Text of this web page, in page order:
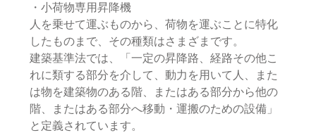
・小荷物専用昇降機
人を乗せて運ぶものから、荷物を運ぶことに特化
したものまで、その種類はさまざまです。
建築基準法では、「一定の昇降路、経路その他こ
れに類する部分を介して、動力を用いて人、また
は物を建築物のある階、またはある部分から他の
階、またはある部分へ移動・運搬のための設備」
と定義されています。